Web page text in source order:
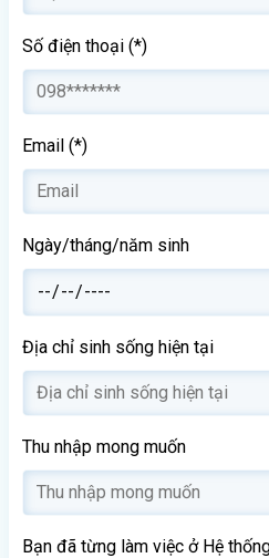
Số điện thoại (*)
Email (*)
Ngày/tháng/năm sinh
Địa chỉ sinh sống hiện tại
Thu nhập mong muốn
Bạn đã từng làm việc ở Hệ